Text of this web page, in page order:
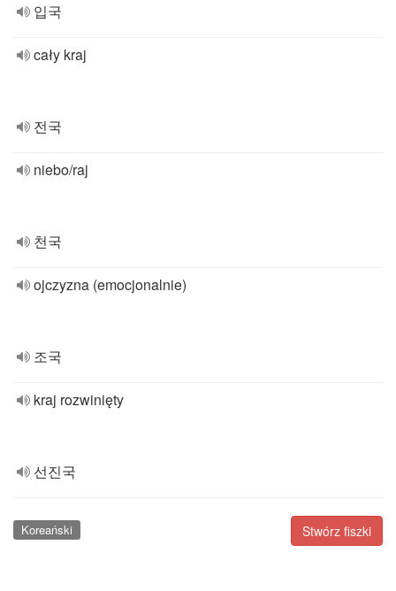
입국
cały kraj
전국
niebo/raj
천국
ojczyzna (emocjonalnie)
조국
kraj rozwinięty
선진국
Stwórz fiszki
Koreański